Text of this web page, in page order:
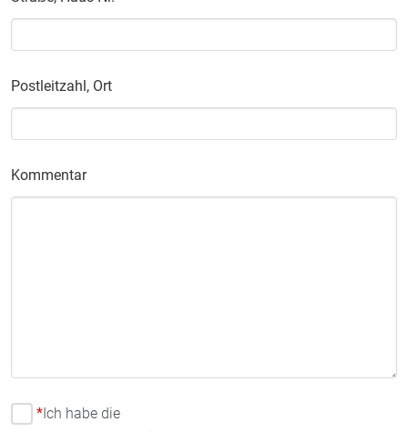
Postleitzahl, Ort
Kommentar
* Ich habe die